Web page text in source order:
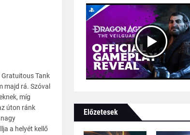
Tank
majd rá. Szóval
míg
úton ránk
a helyét kellő
Előzetesek